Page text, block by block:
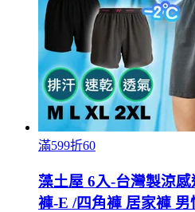
滿599折60
藻土屋 6入-台灣製涼
褲-E /四角褲 居家褲